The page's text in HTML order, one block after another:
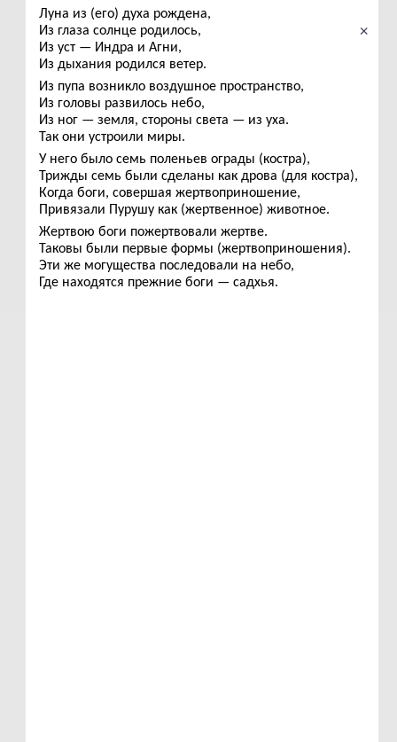
×
Луна из (его) духа рождена,
Из глаза солнце родилось,
Из уст — Индра и Агни,
Из дыхания родился ветер.
Из пупа возникло воздушное пространство,
Из головы развилось небо,
Из ног — земля, стороны света — из уха.
Так они устроили миры.
У него было семь поленьев ограды (костра),
Трижды семь были сделаны как дрова (для костра),
Когда боги, совершая жертвоприношение,
Привязали Пурушу как (жертвенное) животное.
Жертвою боги пожертвовали жертве.
Таковы были первые формы (жертвоприношения).
Эти же могущества последовали на небо,
Где находятся прежние боги — садхья.